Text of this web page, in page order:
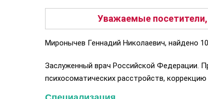
Уважаемые
Миронычев Геннадий Николаевич, найдено
Заслуженный врач Российской Федерации.
психосоматических расстройств,